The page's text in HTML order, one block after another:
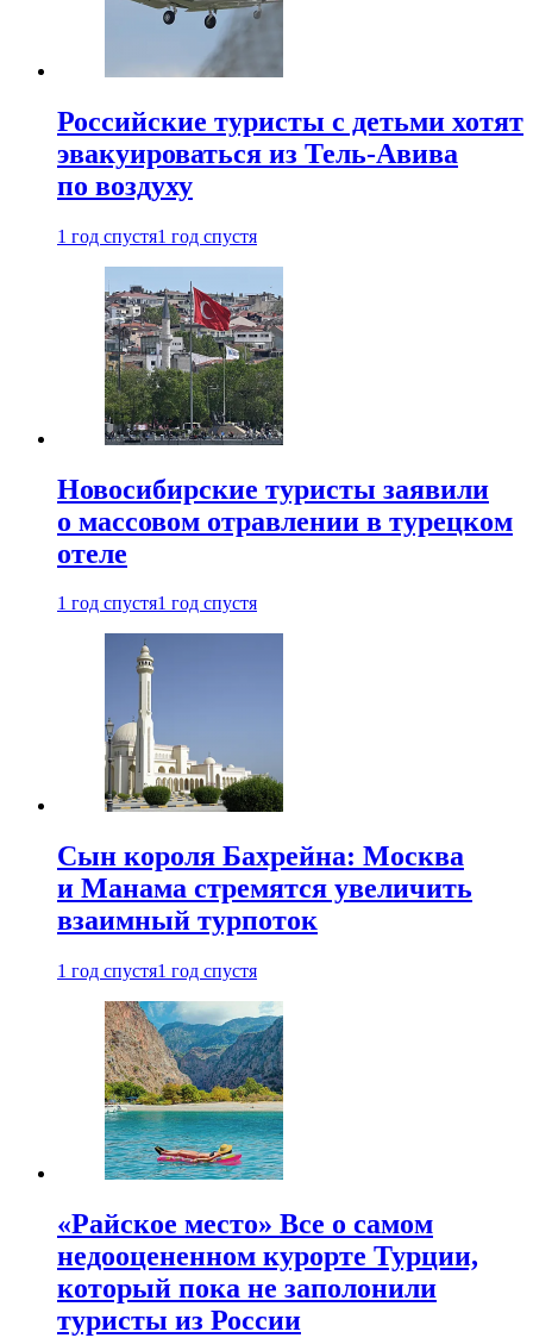
Российские туристы с детьми хотят
эвакуироваться из Тель-Авива
по воздуху
1 год спустя1 год спустя
Новосибирские туристы заявили
о массовом отравлении в турецком
отеле
1 год спустя1 год спустя
Сын короля Бахрейна: Москва
и Манама стремятся увеличить
взаимный турпоток
1 год спустя1 год спустя
«Райское место» Все о самом
недооцененном курорте Турции,
который пока не заполонили
туристы из России